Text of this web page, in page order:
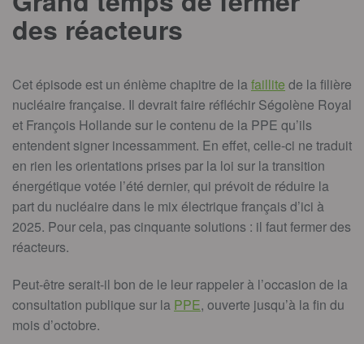
des réacteurs
Cet épisode est un énième chapitre de lafaillite de la filière
nucléaire française. Il devrait faire réfléchir Ségolène Royal
et François Hollande sur le contenu de la PPE qu’ils
entendent signer incessamment. En effet, celle-ci ne traduit
en rien les orientations prises par la loi sur la transition
énergétique votée l’été dernier, qui prévoit de réduire la
part du nucléaire dans le mix électrique français d’ici à
2025. Pour cela, pas cinquante solutions : il faut fermer des
réacteurs.
Peut-être serait-il bon de le leur rappeler à l’occasion de la
consultation publique sur la PPE, ouverte jusqu’à la fin du
mois d’octobre.